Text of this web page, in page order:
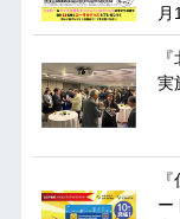
月
実
ー